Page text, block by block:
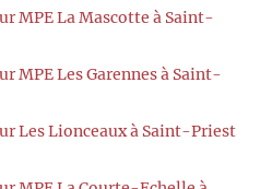
MPE La Mascotte à Saint-
MPE Les Garennes à Saint-
Les Lionceaux à Saint-Priest